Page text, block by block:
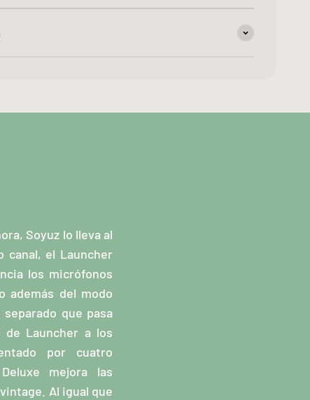
Soyuz lo lleva al
canal, el Launcher
los micrófonos
además del modo
que pasa
Launcher a los
por cuatro
mejora las
Al igual que